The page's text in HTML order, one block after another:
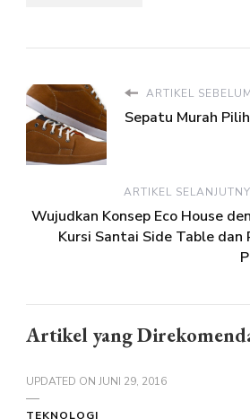
ARTIKEL
Sepatu Murah
ARTIKEL
Wujudkan Konsep Eco House
Kursi Santai Side Table dan
Artikel yang
UPDATED ON JUNI 29, 2016
TEKNOLOGI